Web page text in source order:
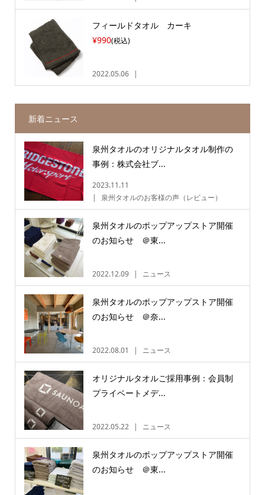
フィールドタオル カーキ
¥990(税込)
2022.05.06
新着ニュース
泉州タオルのオリジナルタオル制作の
事例：株式会社ブ...
2023.11.11
泉州タオルのお客様の声（レビュー）
泉州タオルのポップアップストア開催
のお知らせ ＠東...
2022.12.09 ニュース
泉州タオルのポップアップストア開催
のお知らせ ＠奈...
2022.08.01 ニュース
オリジナルタオルご採用事例：会員制
プライベートメデ...
2022.05.22 ニュース
泉州タオルのポップアップストア開催
のお知らせ ＠東...